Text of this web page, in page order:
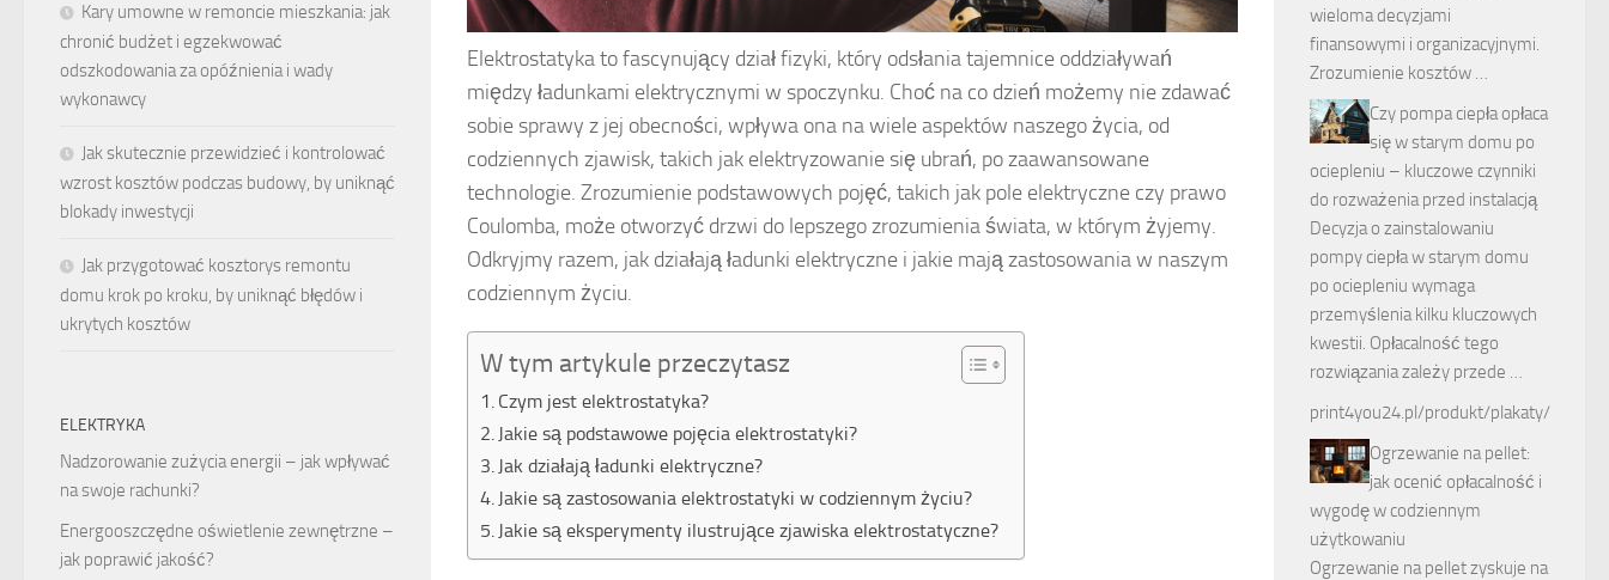
Elektrostatyka to fascynujący dział fizyki, który odsłania tajemnice oddziaływań
między ładunkami elektrycznymi w spoczynku. Choć na co dzień możemy nie zdawać
sobie sprawy z jej obecności, wpływa ona na wiele aspektów naszego życia, od
codziennych zjawisk, takich jak elektryzowanie się ubrań, po zaawansowane
technologie. Zrozumienie podstawowych pojęć, takich jak pole elektryczne czy prawo
Coulomba, może otworzyć drzwi do lepszego zrozumienia świata, w którym żyjemy.
Odkryjmy razem, jak działają ładunki elektryczne i jakie mają zastosowania w naszym
codziennym życiu.
W tym artykule przeczytasz
Czym jest elektrostatyka?
Jakie są podstawowe pojęcia elektrostatyki?
Jak działają ładunki elektryczne?
Jakie są zastosowania elektrostatyki w codziennym życiu?
Jakie są eksperymenty ilustrujące zjawiska elektrostatyczne?
Kary umowne w remoncie mieszkania: jak
chronić budżet i egzekwować
odszkodowania za opóźnienia i wady
wykonawcy
Jak skutecznie przewidzieć i kontrolować
wzrost kosztów podczas budowy, by uniknąć
blokady inwestycji
Jak przygotować kosztorys remontu
domu krok po kroku, by uniknąć błędów i
ukrytych kosztów
ELEKTRYKA
Nadzorowanie zużycia energii – jak wpływać
na swoje rachunki?
Energooszczędne oświetlenie zewnętrzne –
jak poprawić jakość?
wieloma decyzjami
finansowymi i organizacyjnymi.
Zrozumienie kosztów …
Czy pompa ciepła opłaca
się w starym domu po
ociepleniu – kluczowe czynniki
do rozważenia przed instalacją
Decyzja o zainstalowaniu
pompy ciepła w starym domu
po ociepleniu wymaga
przemyślenia kilku kluczowych
kwestii. Opłacalność tego
rozwiązania zależy przede …
print4you24.pl/produkt/plakaty/
Ogrzewanie na pellet:
jak ocenić opłacalność i
wygodę w codziennym
użytkowaniu
Ogrzewanie na pellet zyskuje na